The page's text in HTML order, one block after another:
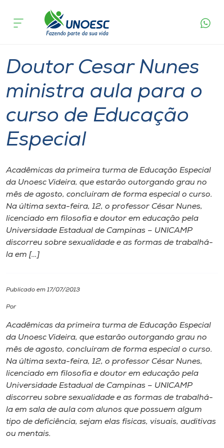
Cursos
Pesquisa
Atendimento ao Estudante
Portal de Ensino
A
Internacionalização
I.nova
Cultura
CPA
Biblioteca
Editora
Rádio
acontece
Doutor Cesar Nunes
ministra aula para o
curso de Educação
Especial
Acadêmicas da primeira turma de Educação Especial
da Unoesc Videira, que estarão outorgando grau no
mês de agosto, concluíram de forma especial o curso.
Na última sexta-feira, 12, o professor César Nunes,
licenciado em filosofia e doutor em educação pela
Universidade Estadual de Campinas – UNICAMP
discorreu sobre sexualidade e as formas de trabalhá-
la em […]
Publicado em 17/07/2013
Por
Acadêmicas da primeira turma de Educação Especial
da Unoesc Videira, que estarão outorgando grau no
mês de agosto, concluíram de forma especial o curso.
Na última sexta-feira, 12, o professor César Nunes,
licenciado em filosofia e doutor em educação pela
Universidade Estadual de Campinas – UNICAMP
discorreu sobre sexualidade e as formas de trabalhá-
la em sala de aula com alunos que possuem algum
tipo de deficiência, sejam elas físicas, visuais, auditivas
ou mentais.